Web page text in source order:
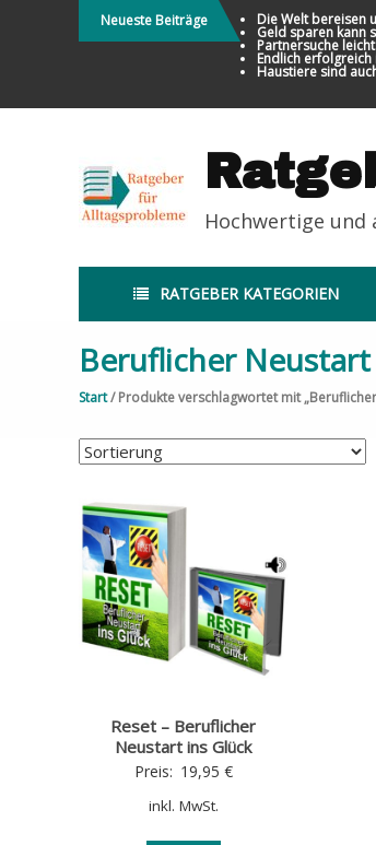
Neueste Beiträge Die Welt bereisen
Geld sparen kann
Partnersuche
Endlich erfolgreich
Haustiere sind
Hochwertige und
RATGEBER KATEGORIEN
Beruflicher Neustart
Start/ Produkte verschlagwortet mit
Reset – Beruflicher
Neustart ins Glück
Preis: 19,95 €
inkl. MwSt.